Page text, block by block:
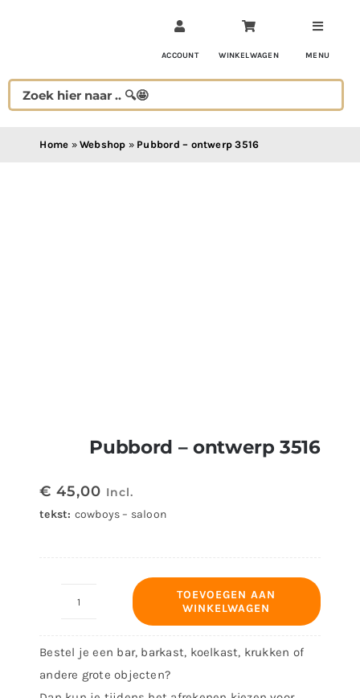
ACCOUNT WINKELWAGEN MENU
Home » Webshop » Pubbord – ontwerp 3516
Pubbord – ontwerp 3516
€ 45,00 Incl.
tekst: cowboys – saloon
ontwerp
3516
TOEVOEGEN AAN
WINKELWAGEN
Bestel je een bar, barkast, koelkast, krukken of
andere grote objecten?